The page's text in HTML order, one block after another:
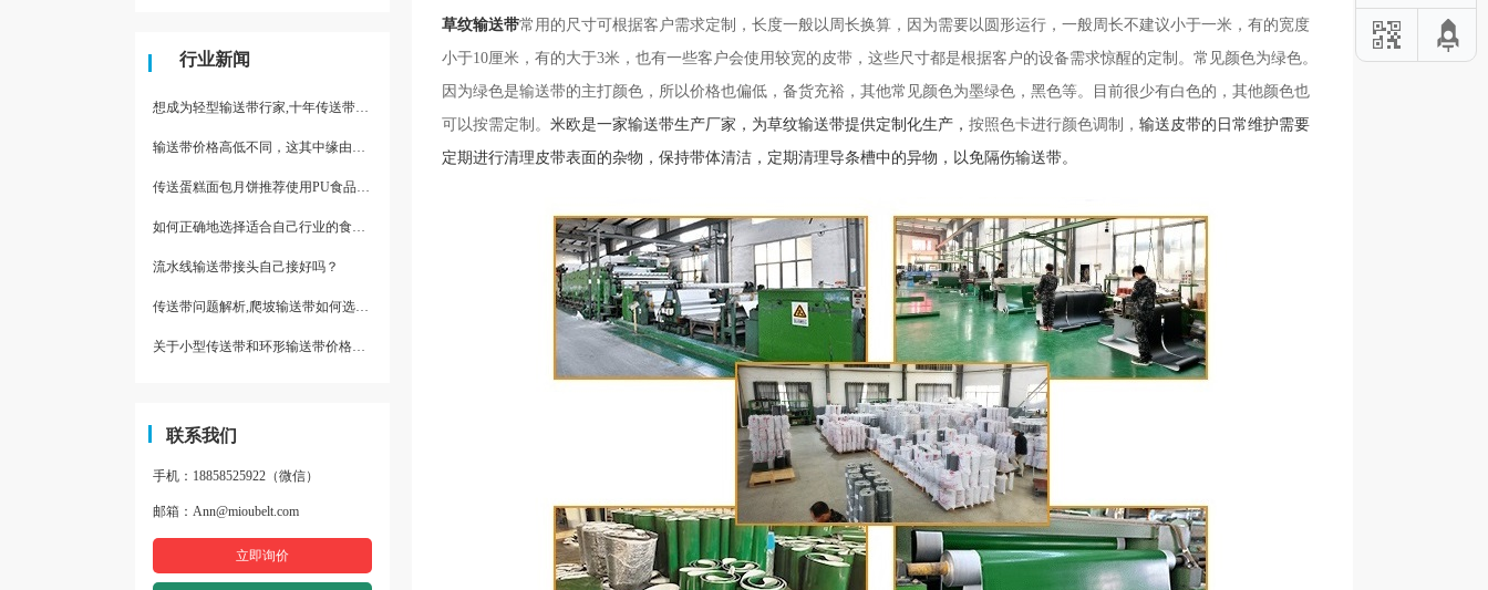
行业新闻
想成为轻型输送带行家,十年传送带师傅教你三招
输送带价格高低不同，这其中缘由你清楚了吗
传送蛋糕面包月饼推荐使用PU食品级输送带
如何正确地选择适合自己行业的食品输送带
流水线输送带接头自己接好吗？
传送带问题解析,爬坡输送带如何选择,推荐一款防滑输送带
关于小型传送带和环形输送带价格，他们有什么区别点。
联系我们
手机：18858525922（微信）
邮箱：Ann@mioubelt.com
立即询价
草纹输送带常用的尺寸可根据客户需求定制， 长度一般以周长换算，因为需要以圆形运行，一般周长不建议小于一米， 有的宽度
小于10厘米，有的大于3米， 也有一些客户会使用较宽的皮带，这些尺寸都是根据客户的设备需求惊醒的定制。常见颜色为绿色。
因为绿色是输送带的主打颜色，所以价格也偏低，备货充裕，其他常见颜色为墨绿色，黑色等。目前很少有白色的，其他颜色也
可以按需定制。 米欧是一家输送带生产厂家 ，为草纹输送带提供定制化生产， 按照色卡进行颜色调制， 输送皮带的日常维护需要
定期进行清理皮带表面的杂物，保持带体清洁，定期清理导条槽中的异物，以免隔伤输送带。